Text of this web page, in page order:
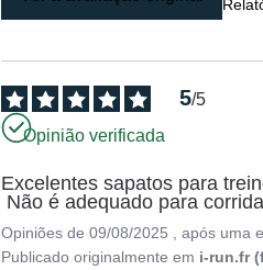
5/5
Opinião verificada
Excelentes sapatos para
Não é adequado para
Opiniões de09/08/2025 , após uma
Publicado originalmente em i-run.fr